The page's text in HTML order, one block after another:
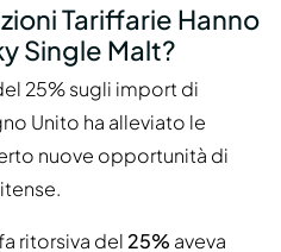
Tariffarie Hanno
Single Malt?
25% sugli import di
Unito ha alleviato le
nuove opportunità di
ritorsiva del25% aveva